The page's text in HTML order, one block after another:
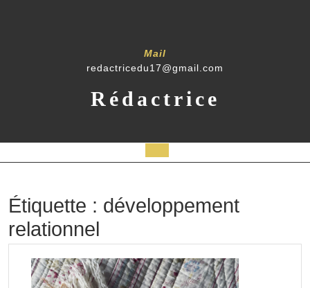
Mail
redactricedu17@gmail.com
Rédactrice
Button
Étiquette : développement
relationnel